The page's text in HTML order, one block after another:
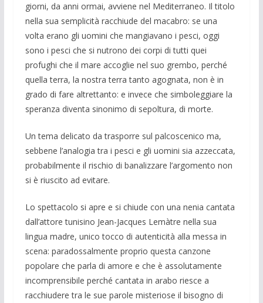
giorni, da anni ormai, avviene nel Mediterraneo. Il titolo
nella sua semplicità racchiude del macabro: se una
volta erano gli uomini che mangiavano i pesci, oggi
sono i pesci che si nutrono dei corpi di tutti quei
profughi che il mare accoglie nel suo grembo, perché
quella terra, la nostra terra tanto agognata, non è in
grado di fare altrettanto: e invece che simboleggiare la
speranza diventa sinonimo di sepoltura, di morte.
Un tema delicato da trasporre sul palcoscenico ma,
sebbene l’analogia tra i pesci e gli uomini sia azzeccata,
probabilmente il rischio di banalizzare l’argomento non
si è riuscito ad evitare.
Lo spettacolo si apre e si chiude con una nenia cantata
dall’attore tunisino Jean-Jacques Lemàtre nella sua
lingua madre, unico tocco di autenticità alla messa in
scena: paradossalmente proprio questa canzone
popolare che parla di amore e che è assolutamente
incomprensibile perché cantata in arabo riesce a
racchiudere tra le sue parole misteriose il bisogno di